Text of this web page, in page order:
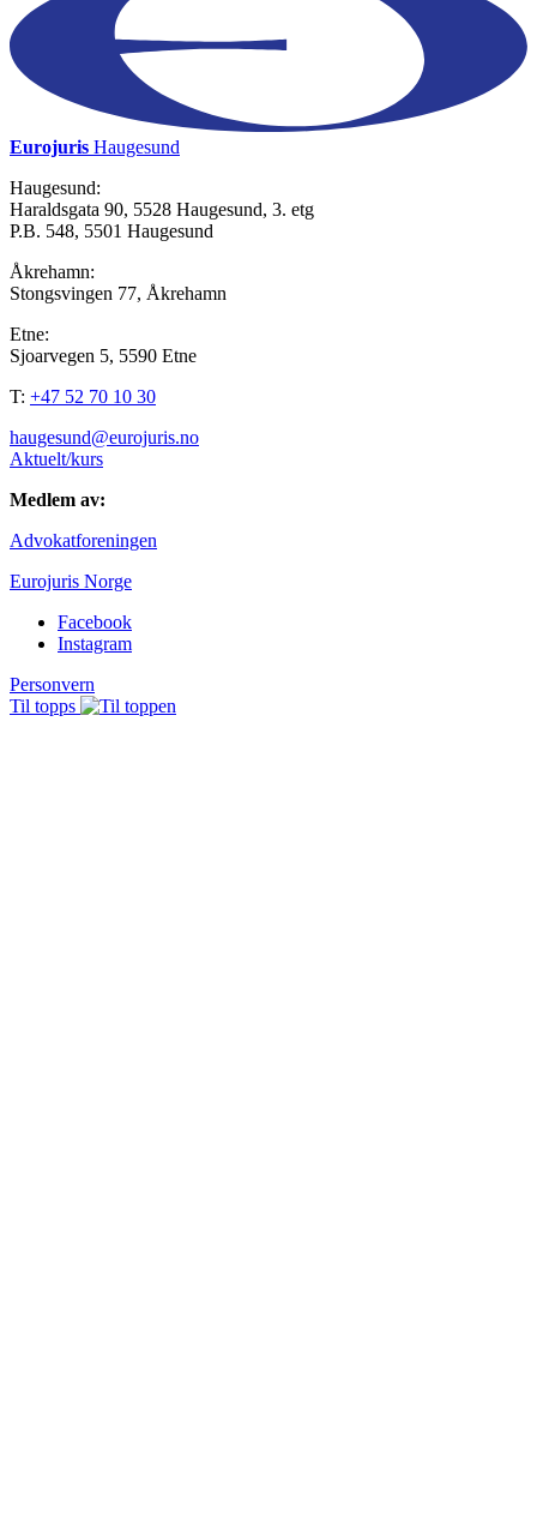
Eurojuris Haugesund
Haugesund:
Haraldsgata 90, 5528 Haugesund, 3. etg
P.B. 548, 5501 Haugesund
Åkrehamn:
Stongsvingen 77, Åkrehamn
Etne:
Sjoarvegen 5, 5590 Etne
T: +47 52 70 10 30
haugesund@eurojuris.no
Aktuelt/kurs
Medlem av:
Advokatforeningen
Eurojuris Norge
Facebook
Instagram
Personvern
Til topps